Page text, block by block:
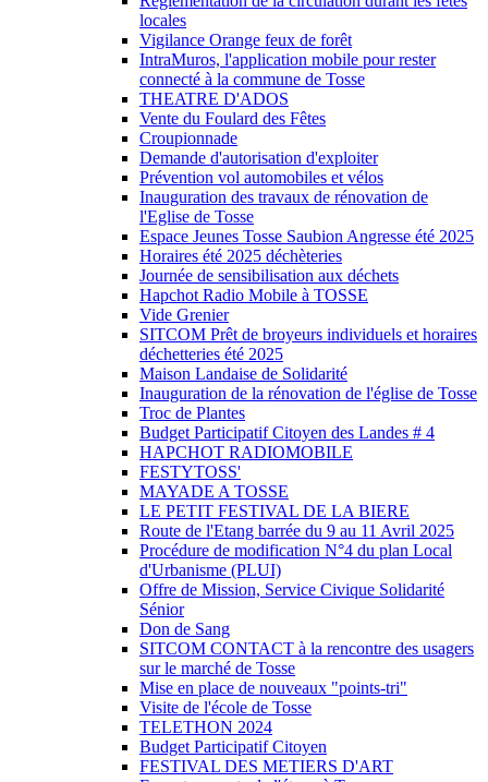
locales
Vigilance Orange feux de forêt
IntraMuros, l'application mobile pour rester
connecté à la commune de Tosse
THEATRE D'ADOS
Vente du Foulard des Fêtes
Croupionnade
Demande d'autorisation d'exploiter
Prévention vol automobiles et vélos
Inauguration des travaux de rénovation de
l'Eglise de Tosse
Espace Jeunes Tosse Saubion Angresse été 2025
Horaires été 2025 déchèteries
Journée de sensibilisation aux déchets
Hapchot Radio Mobile à TOSSE
Vide Grenier
SITCOM Prêt de broyeurs individuels et horaires
déchetteries été 2025
Maison Landaise de Solidarité
Inauguration de la rénovation de l'église de Tosse
Troc de Plantes
Budget Participatif Citoyen des Landes # 4
HAPCHOT RADIOMOBILE
FESTYTOSS'
MAYADE A TOSSE
LE PETIT FESTIVAL DE LA BIERE
Route de l'Etang barrée du 9 au 11 Avril 2025
Procédure de modification N°4 du plan Local
d'Urbanisme (PLUI)
Offre de Mission, Service Civique Solidarité
Sénior
Don de Sang
SITCOM CONTACT à la rencontre des usagers
sur le marché de Tosse
Mise en place de nouveaux "points-tri"
Visite de l'école de Tosse
TELETHON 2024
Budget Participatif Citoyen
FESTIVAL DES METIERS D'ART